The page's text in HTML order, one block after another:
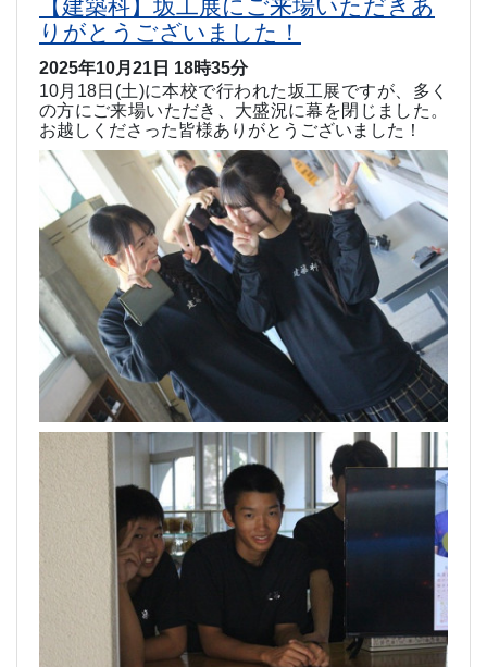
【建築科】坂工展にご来場いただきあ
りがとうございました！
2025年10月21日 18時35分
10月 18日 (土)に本校で行われた坂工展ですが、多く
の方にご来場いただき、大盛況に幕を閉じました。
お越しくださった皆様ありがとうございました！